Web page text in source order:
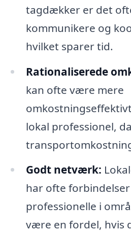
tagdækker er det
kommunikere og
hvilket sparer tid.
Rationaliserede
kan ofte være mere
lokal professionel, da
Godt netværk:
har ofte
professionelle i
være en fordel, hvis